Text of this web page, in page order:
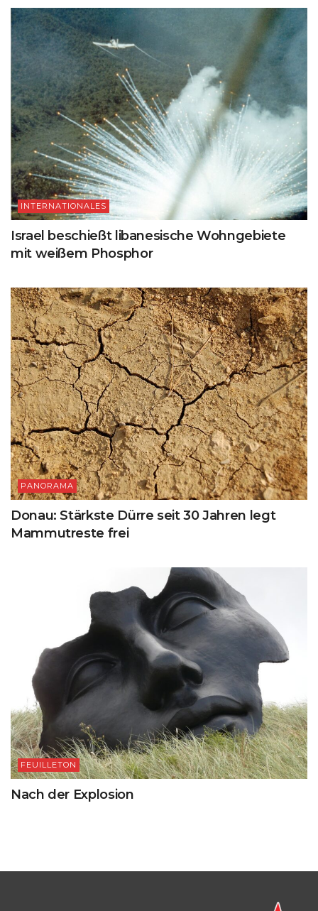
INTERNATIONALES
Israel beschießt libanesische Wohngebiete
mit weißem Phosphor
PANORAMA
Donau: Stärkste Dürre seit 30 Jahren legt
Mammutreste frei
FEUILLETON
Nach der Explosion